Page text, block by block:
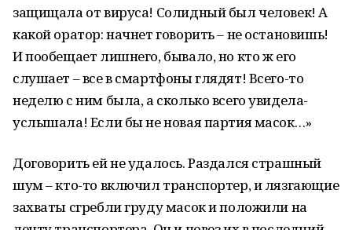
защищала от вируса! Солидный был человек! А
какой оратор: начнет говорить – не остановишь!
И пообещает лишнего, бывало, но кто ж его
слушает – все в смартфоны глядят! Всего-то
неделю с ним была, а сколько всего увидела-
услышала! Если бы не новая партия масок…»
Договорить ей не удалось. Раздался страшный
шум – кто-то включил транспортер, и лязгающие
захваты сгребли груду масок и положили на